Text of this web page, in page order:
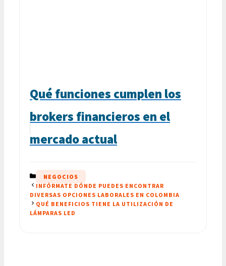
Qué funciones cumplen los
brokers financieros en el
mercado actual
CATEGORÍAS
NEGOCIOS
INFÓRMATE DÓNDE PUEDES ENCONTRAR
DIVERSAS OPCIONES LABORALES EN COLOMBIA
QUÉ BENEFICIOS TIENE LA UTILIZACIÓN DE
LÁMPARAS LED